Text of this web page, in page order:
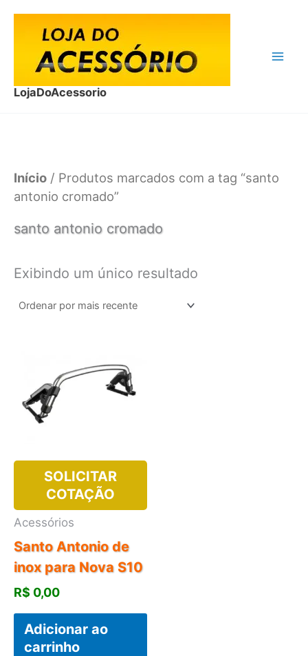
conteúdo
LojaDoAcessorio
Início / Produtos marcados com a tag “santo
antonio cromado”
santo antonio cromado
Exibindo um único resultado
SOLICITAR
COTAÇÃO
Acessórios
Santo Antonio de
inox para Nova S10
R$ 0,00
Adicionar ao
carrinho